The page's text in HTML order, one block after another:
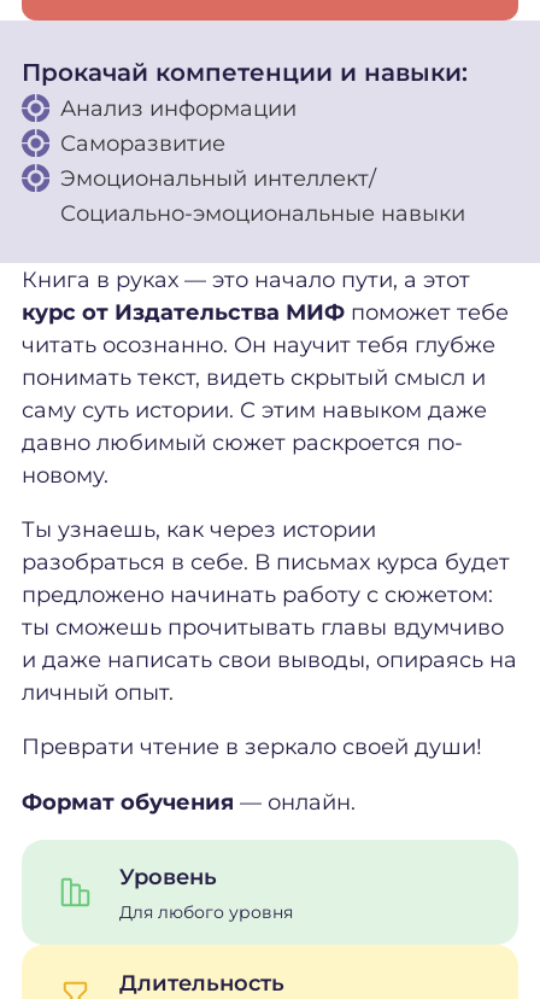
Прокачай компетенции и навыки:
Анализ информации
Саморазвитие
Эмоциональный интеллект/
Социально-эмоциональные навыки
Книга в руках — это начало пути, а этот
курс от Издательства МИФ поможет тебе
читать осознанно. Он научит тебя глубже
понимать текст, видеть скрытый смысл и
саму суть истории. С этим навыком даже
давно любимый сюжет раскроется по-
новому.
Ты узнаешь, как через истории
разобраться в себе. В письмах курса будет
предложено начинать работу с сюжетом:
ты сможешь прочитывать главы вдумчиво
и даже написать свои выводы, опираясь на
личный опыт.
Преврати чтение в зеркало своей души!
Формат обучения — онлайн.
Уровень
Для любого уровня
Длительность